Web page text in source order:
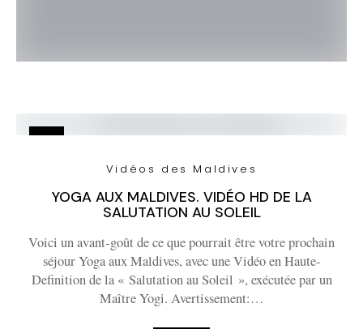
Vidéos des Maldives
YOGA AUX MALDIVES. VIDÉO HD DE LA
SALUTATION AU SOLEIL
Voici un avant-goût de ce que pourrait être votre prochain
séjour Yoga aux Maldives, avec une Vidéo en Haute-
Definition de la « Salutation au Soleil », exécutée par un
Maître Yogi. Avertissement:…